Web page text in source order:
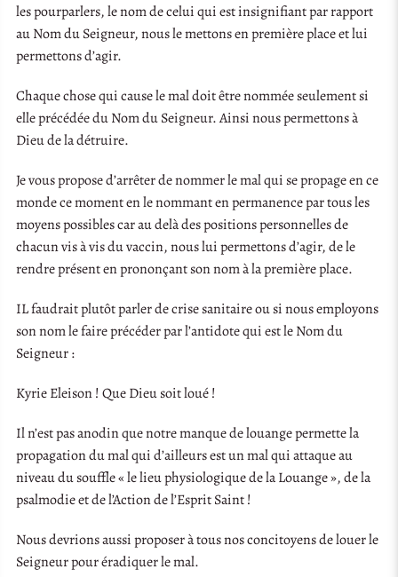
les pourparlers, le nom de celui qui est insignifiant par rapport
au Nom du Seigneur, nous le mettons en première place et lui
permettons d’agir.
Chaque chose qui cause le mal doit être nommée seulement si
elle précédée du Nom du Seigneur. Ainsi nous permettons à
Dieu de la détruire.
Je vous propose d’arrêter de nommer le mal qui se propage en ce
monde ce moment en le nommant en permanence par tous les
moyens possibles car au delà des positions personnelles de
chacun vis à vis du vaccin, nous lui permettons d’agir, de le
rendre présent en prononçant son nom à la première place.
IL faudrait plutôt parler de crise sanitaire ou si nous employons
son nom le faire précéder par l’antidote qui est le Nom du
Seigneur :
Kyrie Eleison ! Que Dieu soit loué !
Il n’est pas anodin que notre manque de louange permette la
propagation du mal qui d’ailleurs est un mal qui attaque au
niveau du souffle « le lieu physiologique de la Louange », de la
psalmodie et de l’Action de l’Esprit Saint !
Nous devrions aussi proposer à tous nos concitoyens de louer le
Seigneur pour éradiquer le mal.